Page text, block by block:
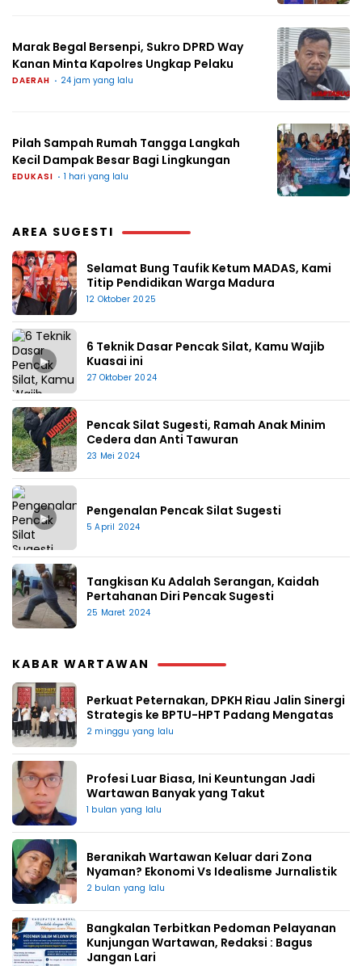
Marak Begal Bersenpi, Sukro DPRD Way
Kanan Minta Kapolres Ungkap Pelaku
DAERAH 24 jam yang lalu
Pilah Sampah Rumah Tangga Langkah
Kecil Dampak Besar Bagi Lingkungan
EDUKASI 1 hari yang lalu
AREA SUGESTI
Selamat Bung Taufik Ketum MADAS, Kami
Titip Pendidikan Warga Madura
12 Oktober 2025
▶
6 Teknik Dasar Pencak Silat, Kamu Wajib
Kuasai ini
27 Oktober 2024
Pencak Silat Sugesti, Ramah Anak Minim
Cedera dan Anti Tawuran
23 Mei 2024
▶ Pengenalan Pencak Silat Sugesti
5 April 2024
Tangkisan Ku Adalah Serangan, Kaidah
Pertahanan Diri Pencak Sugesti
25 Maret 2024
KABAR WARTAWAN
Perkuat Peternakan, DPKH Riau Jalin Sinergi
Strategis ke BPTU-HPT Padang Mengatas
2 minggu yang lalu
Profesi Luar Biasa, Ini Keuntungan Jadi
Wartawan Banyak yang Takut
1 bulan yang lalu
Beranikah Wartawan Keluar dari Zona
Nyaman? Ekonomi Vs Idealisme Jurnalistik
2 bulan yang lalu
Bangkalan Terbitkan Pedoman Pelayanan
Kunjungan Wartawan, Redaksi : Bagus
Jangan Lari